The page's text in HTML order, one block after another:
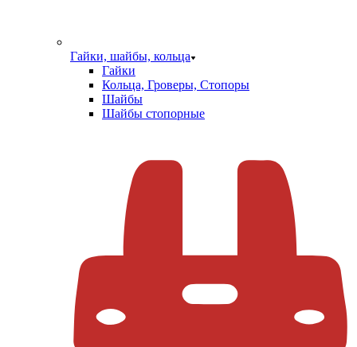
Гайки, шайбы, кольца
Гайки
Кольца, Гроверы, Стопоры
Шайбы
Шайбы стопорные